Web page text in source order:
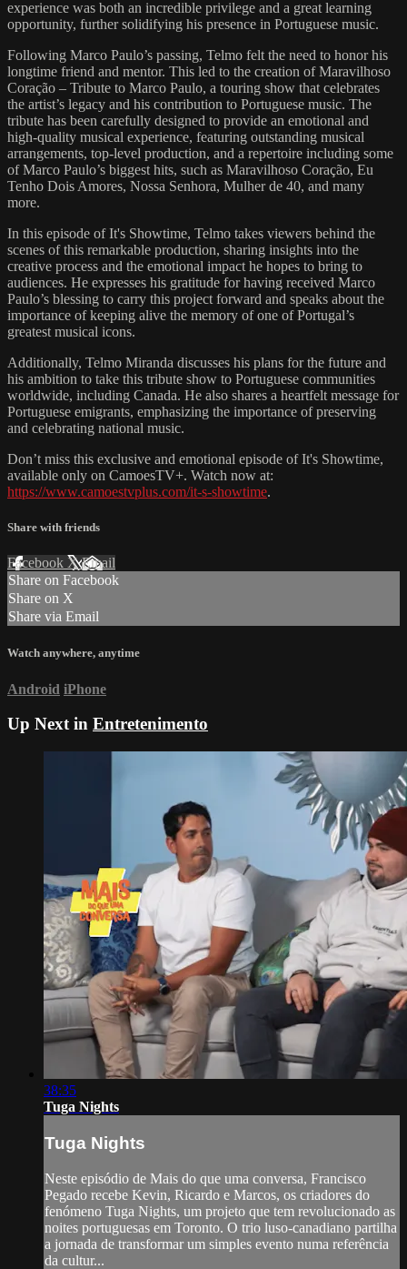
experience was both an incredible privilege and a great learning
opportunity, further solidifying his presence in Portuguese music.
Following Marco Paulo’s passing, Telmo felt the need to honor his
longtime friend and mentor. This led to the creation of Maravilhoso
Coração – Tribute to Marco Paulo, a touring show that celebrates
the artist’s legacy and his contribution to Portuguese music. The
tribute has been carefully designed to provide an emotional and
high-quality musical experience, featuring outstanding musical
arrangements, top-level production, and a repertoire including some
of Marco Paulo’s biggest hits, such as Maravilhoso Coração, Eu
Tenho Dois Amores, Nossa Senhora, Mulher de 40, and many
more.
In this episode of It's Showtime, Telmo takes viewers behind the
scenes of this remarkable production, sharing insights into the
creative process and the emotional impact he hopes to bring to
audiences. He expresses his gratitude for having received Marco
Paulo’s blessing to carry this project forward and speaks about the
importance of keeping alive the memory of one of Portugal’s
greatest musical icons.
Additionally, Telmo Miranda discusses his plans for the future and
his ambition to take this tribute show to Portuguese communities
worldwide, including Canada. He also shares a heartfelt message for
Portuguese emigrants, emphasizing the importance of preserving
and celebrating national music.
Don’t miss this exclusive and emotional episode of It's Showtime,
available only on CamoesTV+. Watch now at:
https://www.camoestvplus.com/it-s-showtime.
Share with friends
Facebook XEmail
Share on Facebook
Share on X
Share via Email
Watch anywhere, anytime
Android iPhone
Up Next in Entretenimento
38:35
Tuga Nights
Tuga Nights
Neste episódio de Mais do que uma conversa, Francisco
Pegado recebe Kevin, Ricardo e Marcos, os criadores do
fenómeno Tuga Nights, um projeto que tem revolucionado as
noites portuguesas em Toronto. O trio luso-canadiano partilha
a jornada de transformar um simples evento numa referência
da cultur...